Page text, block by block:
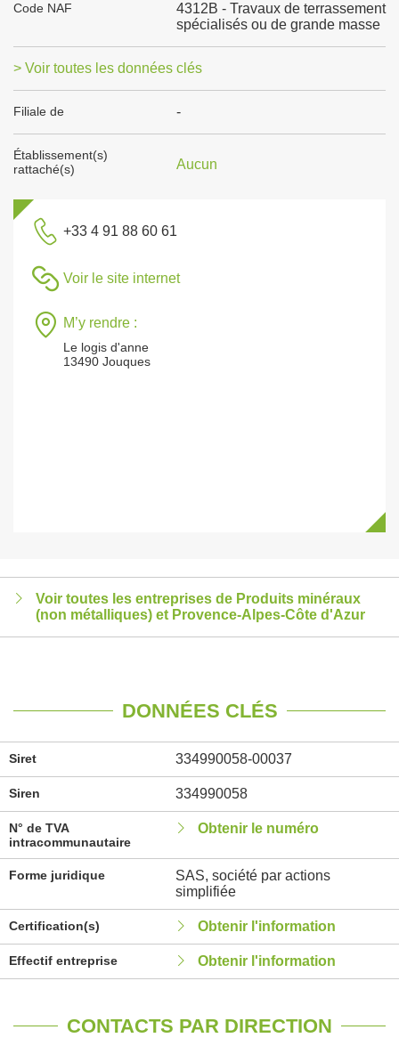
Code NAF
4312B - Travaux de terrassement
spécialisés ou de grande masse
> Voir toutes les données clés
Filiale de -
Établissement(s)
rattaché(s)
Aucun
+33 4 91 88 60 61
Voir le site internet
M’y rendre :
Le logis d'anne
13490 Jouques
Voir toutes les entreprises de Produits minéraux
(non métalliques) et Provence-Alpes-Côte d'Azur
DONNÉES CLÉS
Siret 334990058-00037
Siren 334990058
N° de TVA
intracommunautaire
Obtenir le numéro
Forme juridique
SAS, société par actions
simplifiée
Certification(s) Obtenir l'information
Effectif entreprise Obtenir l'information
CONTACTS PAR DIRECTION